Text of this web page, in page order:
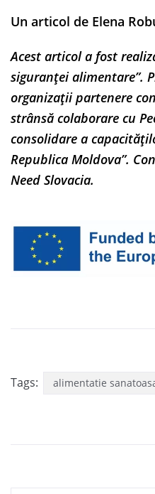
Un articol de Elena
Acest articol a fost
siguranței alimentare”.
organizații partenere
strânsă colaborare cu
consolidare a
Republica Moldova”.
Need Slovacia.
Tags: alimentatie